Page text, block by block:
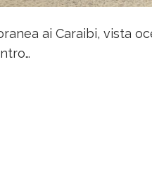
ai Caraibi, vista